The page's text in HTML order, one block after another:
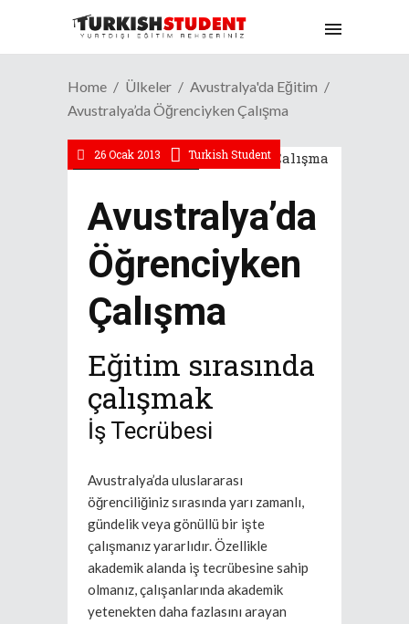
Home Ülkeler
Avustralya'da Eğitim
Avustralya’da Öğrenciyken Çalışma
Avustralya'da Eğitim
26 Ocak 2013 Turkish Student
Avustralya’da
Öğrenciyken
Çalışma
Eğitim sırasında
çalışmak
İş Tecrübesi
Avustralya’da uluslararası
öğrenciliğiniz sırasında yarı zamanlı,
gündelik veya gönüllü bir işte
çalışmanız yararlıdır. Özellikle
akademik alanda iş tecrübesine sahip
olmanız, çalışanlarında akademik
yetenekten daha fazlasını arayan